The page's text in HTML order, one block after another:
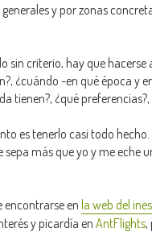
y por zonas
sin criterio, hay que
¿cuándo -en qué época
tienen?, ¿qué
es tenerlo casi todo
más que yo y me eche
encontrarse en la web del
y picardía enAntFlights,